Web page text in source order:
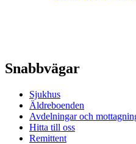
Snabbvägar
Sjukhus
Äldreboenden
Avdelningar och
Hitta till oss
Remittent